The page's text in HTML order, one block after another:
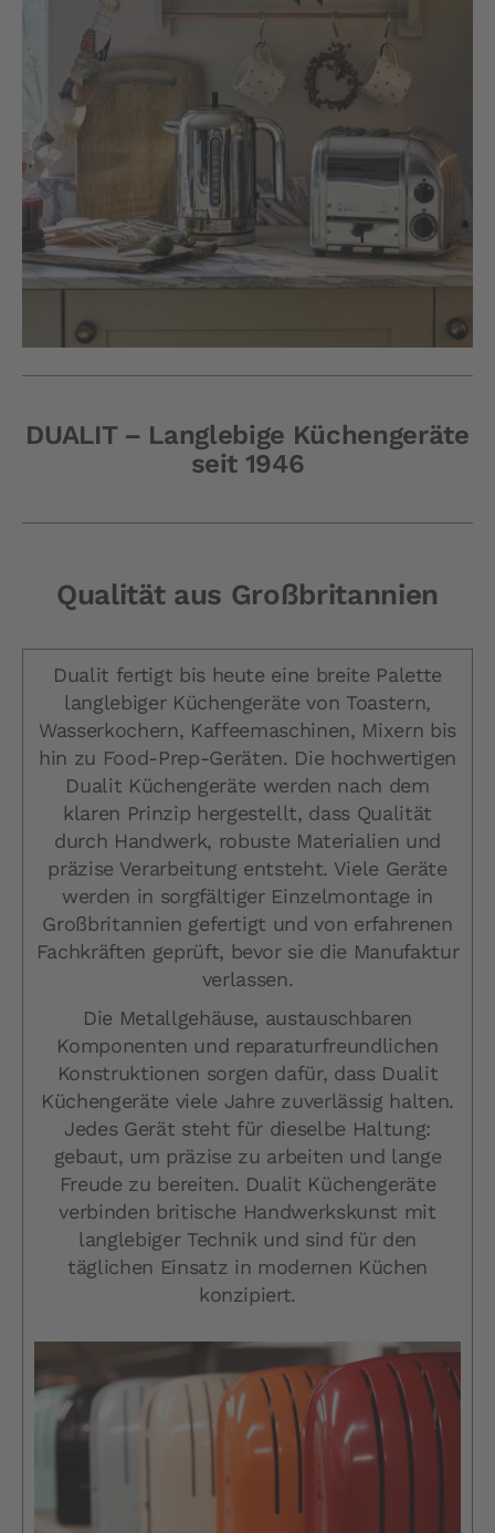
DUALIT – Langlebige Küchengeräte
seit 1946
Qualität aus Großbritannien
Dualit fertigt bis heute eine breite Palette
langlebiger Küchengeräte von Toastern,
Wasserkochern, Kaffeemaschinen, Mixern bis
hin zu Food-Prep-Geräten. Die hochwertigen
Dualit Küchengeräte werden nach dem
klaren Prinzip hergestellt, dass Qualität
durch Handwerk, robuste Materialien und
präzise Verarbeitung entsteht. Viele Geräte
werden in sorgfältiger Einzelmontage in
Großbritannien gefertigt und von erfahrenen
Fachkräften geprüft, bevor sie die Manufaktur
verlassen.
Die Metallgehäuse, austauschbaren
Komponenten und reparaturfreundlichen
Konstruktionen sorgen dafür, dass Dualit
Küchengeräte viele Jahre zuverlässig halten.
Jedes Gerät steht für dieselbe Haltung:
gebaut, um präzise zu arbeiten und lange
Freude zu bereiten. Dualit Küchengeräte
verbinden britische Handwerkskunst mit
langlebiger Technik und sind für den
täglichen Einsatz in modernen Küchen
konzipiert.